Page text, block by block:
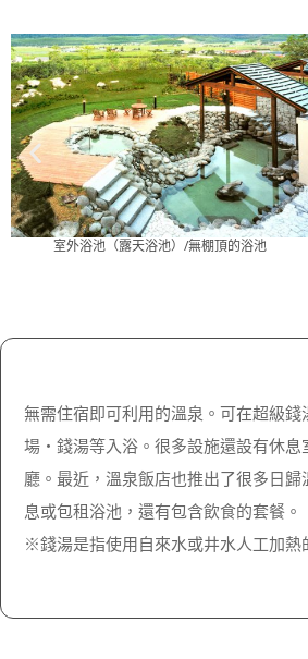
室內浴池（大浴場）/浴室很寬闊，可同時供許多人
無需住宿即可利用的溫泉。可在超級
場・錢湯等入浴。很多設施還設有休
廳。最近，溫泉飯店也推出了很多日
息或包租浴池，還有包含飲食的套餐。
※錢湯是指使用自來水或井水人工加熱